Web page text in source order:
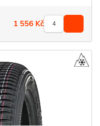
1 556 Kč